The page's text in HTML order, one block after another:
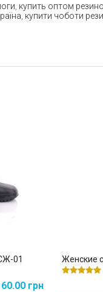
купить оптом
купити чоботи
01
грн
Женские